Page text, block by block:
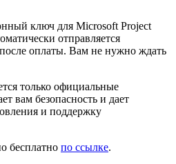
ключ для Microsoft Project
отправляется
оплаты. Вам не нужно ждать
только официальные
вам безопасность и дает
и поддержку
бесплатно по ссылке.